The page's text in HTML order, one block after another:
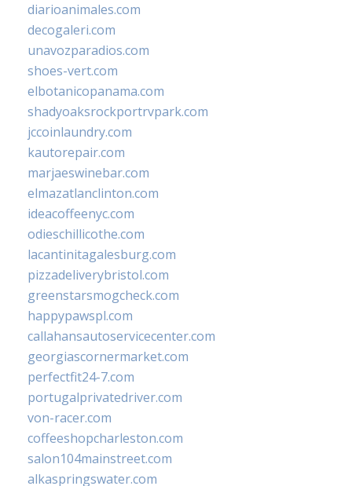
diarioanimales.com
decogaleri.com
unavozparadios.com
shoes-vert.com
elbotanicopanama.com
shadyoaksrockportrvpark.com
jccoinlaundry.com
kautorepair.com
marjaeswinebar.com
elmazatlanclinton.com
ideacoffeenyc.com
odieschillicothe.com
lacantinitagalesburg.com
pizzadeliverybristol.com
greenstarsmogcheck.com
happypawspl.com
callahansautoservicecenter.com
georgiascornermarket.com
perfectfit24-7.com
portugalprivatedriver.com
von-racer.com
coffeeshopcharleston.com
salon104mainstreet.com
alkaspringswater.com